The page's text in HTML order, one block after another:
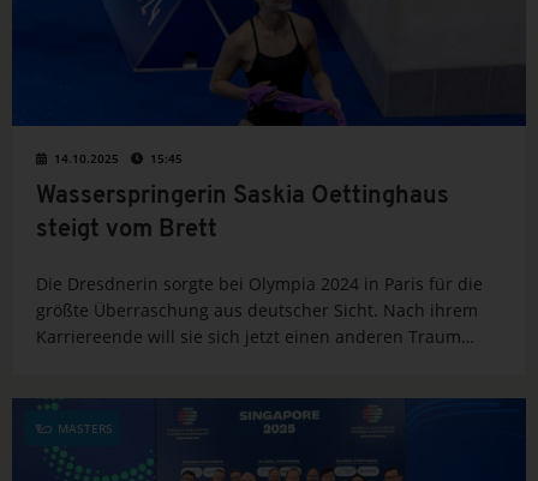
14.10.2025 15:45
Wasserspringerin Saskia Oettinghaus
steigt vom Brett
Die Dresdnerin sorgte bei Olympia 2024 in Paris für die
größte Überraschung aus deutscher Sicht. Nach ihrem
Karriereende will sie sich jetzt einen anderen Traum
MASTERS